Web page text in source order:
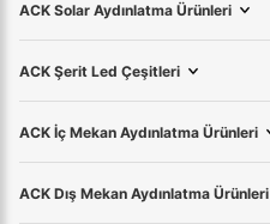
ACK Solar Aydınlatma Ürünleri
ACK Şerit Led Çeşitleri
ACK İç Mekan Aydınlatma Ürünleri
ACK Dış Mekan Aydınlatma Ürünleri